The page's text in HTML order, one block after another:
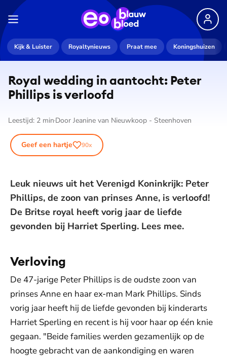
Kijk & Luister Royaltynieuws Praat mee Koningshuizen
Royal wedding in aantocht: Peter
Phillips is verloofd
Leestijd: 2 min Door Jeanine van Nieuwkoop - Steenhoven
Geef een hartje 90x
Leuk nieuws uit het Verenigd Koninkrijk: Peter
Phillips, de zoon van prinses Anne, is verloofd!
De Britse royal heeft vorig jaar de liefde
gevonden bij Harriet Sperling. Lees mee.
Verloving
De 47-jarige Peter Phillips is de oudste zoon van
prinses Anne en haar ex-man Mark Phillips. Sinds
vorig jaar heeft hij de liefde gevonden bij kinderarts
Harriet Sperling en recent is hij voor haar op één knie
gegaan. "Beide families werden gezamenlijk op de
hoogte gebracht van de aankondiging en waren